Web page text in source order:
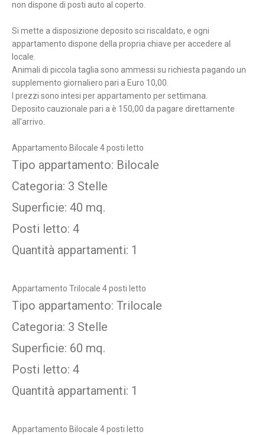
non dispone di posti auto al coperto.
Si mette a disposizione deposito sci riscaldato, e ogni
appartamento dispone della propria chiave per accedere al
locale.
Animali di piccola taglia sono ammessi su richiesta pagando un
supplemento giornaliero pari a Euro 10,00.
I prezzi sono intesi per appartamento per settimana.
Deposito cauzionale pari a è 150,00 da pagare direttamente
all'arrivo.
Appartamento Bilocale 4 posti letto
Tipo appartamento: Bilocale
Categoria: 3 Stelle
Superficie: 40 mq.
Posti letto: 4
Quantità appartamenti: 1
Appartamento Trilocale 4 posti letto
Tipo appartamento: Trilocale
Categoria: 3 Stelle
Superficie: 60 mq.
Posti letto: 4
Quantità appartamenti: 1
Appartamento Bilocale 4 posti letto